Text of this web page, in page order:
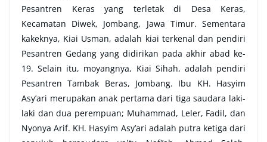
Pesantren Keras yang terletak di Desa Keras,
Kecamatan Diwek, Jombang, Jawa Timur. Sementara
kakeknya, Kiai Usman, adalah kiai terkenal dan pendiri
Pesantren Gedang yang didirikan pada akhir abad ke-
19. Selain itu, moyangnya, Kiai Sihah, adalah pendiri
Pesantren Tambak Beras, Jombang. Ibu KH. Hasyim
Asy’ari merupakan anak pertama dari tiga saudara laki-
laki dan dua perempuan; Muhammad, Leler, Fadil, dan
Nyonya Arif. KH. Hasyim Asy’ari adalah putra ketiga dari